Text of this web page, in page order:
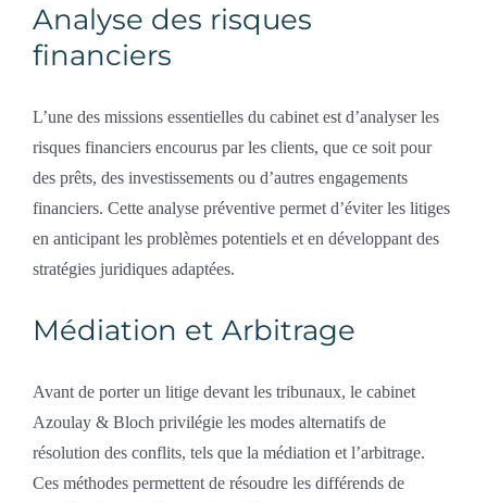
Analyse des risques
financiers
L’une des missions essentielles du cabinet est d’analyser les
risques financiers encourus par les clients, que ce soit pour
des prêts, des investissements ou d’autres engagements
financiers. Cette analyse préventive permet d’éviter les litiges
en anticipant les problèmes potentiels et en développant des
stratégies juridiques adaptées.
Médiation et Arbitrage
Avant de porter un litige devant les tribunaux, le cabinet
Azoulay & Bloch privilégie les modes alternatifs de
résolution des conflits, tels que la médiation et l’arbitrage.
Ces méthodes permettent de résoudre les différends de